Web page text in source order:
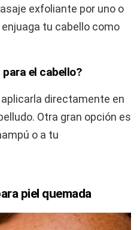
exfoliante por uno o
tu cabello como
el cabello?
directamente en
Otra gran opción es
o a tu
piel quemada